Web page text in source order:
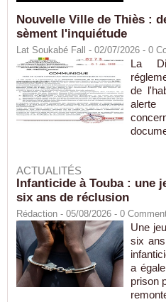
Nouvelle Ville de Thiès :
sèment l'inquiétude
Lat Soukabé Fall - 02/07/2026 - 0
La
de
alerte
ACTUALITÉS
Infanticide à Touba : une
six ans de réclusion
Rédaction - 05/08/2026 - 0
Une
six
a
prison